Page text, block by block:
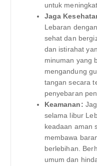
untuk
Jaga
Lebaran
sehat dan
dan istirahat
minuman yang
mengandung
tangan secara
penyebaran
Keamanan:
selama libur
keadaan aman
membawa
berlebihan.
umum dan